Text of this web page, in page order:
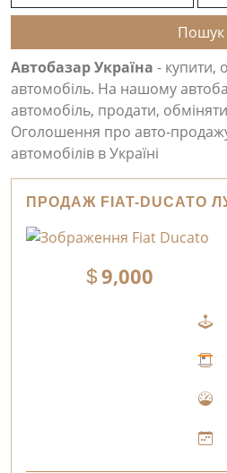
Автобазар Україна - купити,
автомобіль. На нашому
автомобіль, продати,
Оголошення про авто-
автомобілів в Україні
ПРОДАЖ FIAT-DUCATO
9,000